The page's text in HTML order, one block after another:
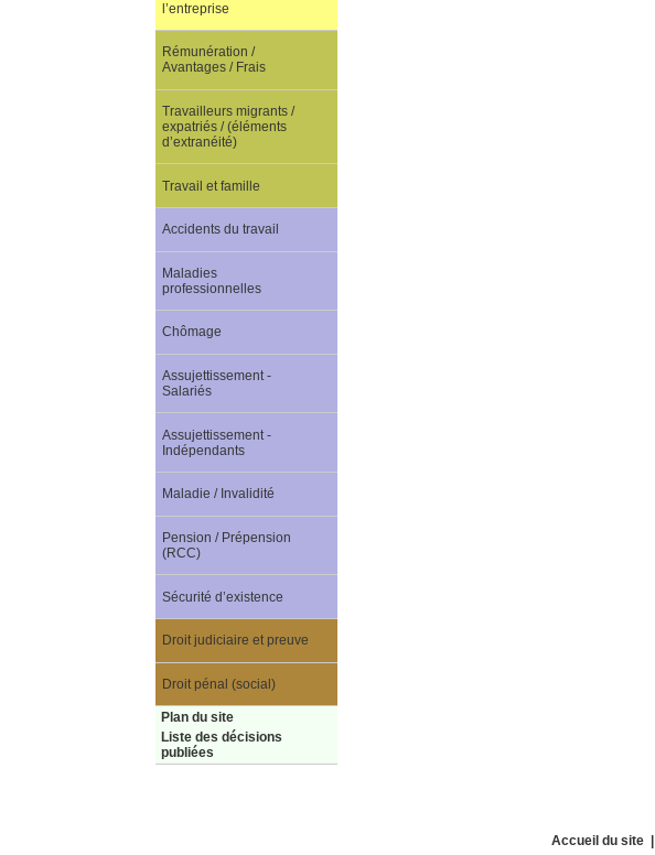
l’entreprise
Rémunération /
Avantages / Frais
Travailleurs migrants /
expatriés / (éléments
d’extranéité)
Travail et famille
Accidents du travail
Maladies
professionnelles
Chômage
Assujettissement -
Salariés
Assujettissement -
Indépendants
Maladie / Invalidité
Pension / Prépension
(RCC)
Sécurité d’existence
Droit judiciaire et preuve
Droit pénal (social)
Plan du site
Liste des décisions
publiées
Accueil du site|